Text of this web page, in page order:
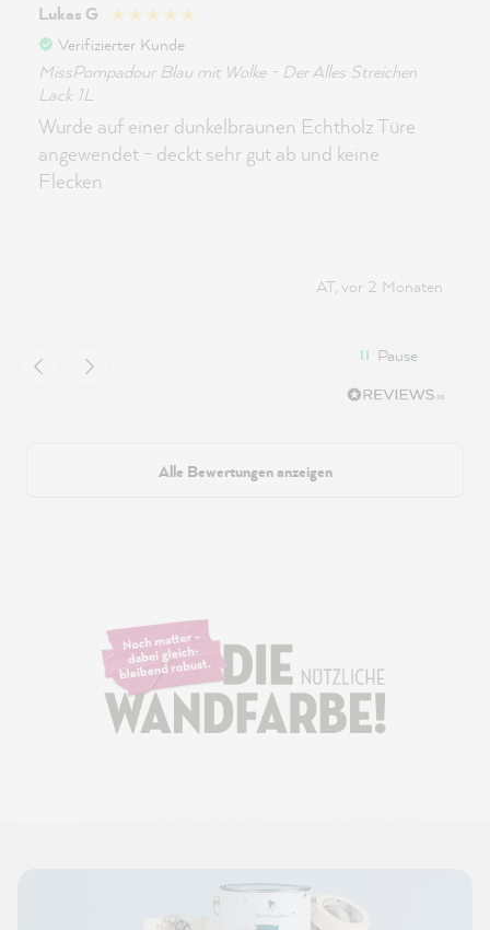
Lukas G
Verifizierter Kunde
MissPompadour Blau mit Wolke - Der Alles Streichen
Lack 1L
Wurde auf einer dunkelbraunen Echtholz Türe
angewendet - deckt sehr gut ab und keine
Flecken
AT, vor 2 Monaten
Pause
Alle Bewertungen anzeigen